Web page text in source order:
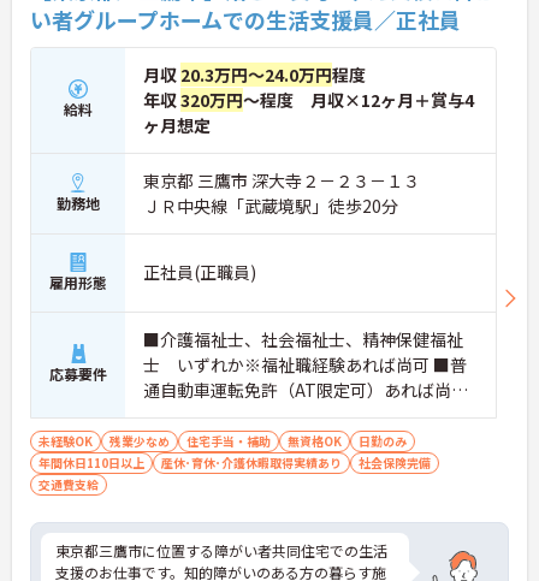
い者グループホームでの生活支援員／正社員
給料
月収 20.3万円～24.0万円程度
年収320万円～程度 月収×12ヶ月＋賞与4
ヶ月想定
勤務地
東京都 三鷹市 深大寺２－２３－１３
ＪＲ中央線「武蔵境駅」徒歩20分
雇用形態 正社員(正職員)
応募要件
■介護福祉士、社会福祉士、精神保健福祉
士 いずれか※福祉職経験あれば尚可 ■普
通自動車運転免許（AT限定可）あれば尚可
＜求める人物像＞法人内でキャリアパスを
考えてもらえる方
未経験OK 残業少なめ 住宅手当・補助 無資格OK
日勤のみ
年間休日110日以上
産休･育休･介護休暇取得実績あり
社会保険完備
交通費支給
東京都三鷹市に位置する障がい者共同住宅での生活
支援のお仕事です。知的障がいのある方の暮らす施